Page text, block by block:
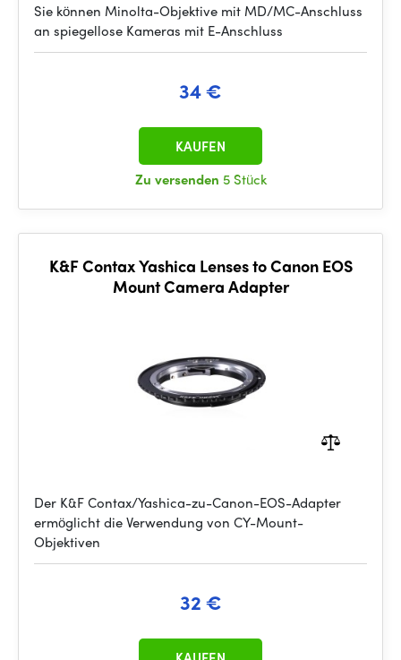
Sie können Minolta-Objektive mit MD/MC-Anschluss
an spiegellose Kameras mit E-Anschluss
34 €
Zu versenden 5 Stück
KAUFEN
K&F Contax Yashica Lenses to Canon EOS
Mount Camera Adapter
Der K&F Contax/Yashica-zu-Canon-EOS-Adapter
ermöglicht die Verwendung von CY-Mount-
Objektiven
32 €